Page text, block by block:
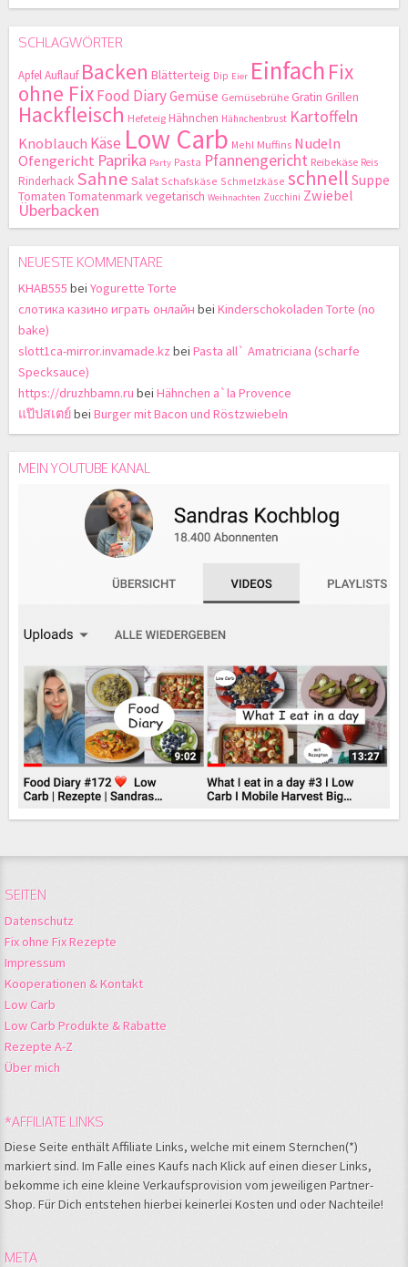
SCHLAGWÖRTER
ApfelAuflauf Backen Blätterteig Dip Eier Einfach Fix
ohne FixFood DiaryGemüse Gemüsebrühe Gratin Grillen
Hackfleisch Hefeteig Hähnchen Hähnchenbrust Kartoffeln
Knoblauch Käse Low Carb Mehl Muffins Nudeln
Ofengericht Paprika Party Pasta Pfannengericht Reibekäse Reis
Rinderhack Sahne Salat Schafskäse Schmelzkäse schnell Suppe
Tomaten Tomatenmarkvegetarisch Weihnachten Zucchini Zwiebel
Überbacken
NEUESTE KOMMENTARE
KHAB555 bei Yogurette Torte
слотика казино играть онлайн bei Kinderschokoladen Torte (no
bake)
slott1ca-mirror.invamade.kz bei Pasta all` Amatriciana (scharfe
Specksauce)
https://druzhbamn.ru bei Hähnchen a`la Provence
แป๊ปสเตย์bei Burger mit Bacon und Röstzwiebeln
MEIN YOUTUBE KANAL
SEITEN
Datenschutz
Fix ohne Fix Rezepte
Impressum
Kooperationen & Kontakt
Low Carb
Low Carb Produkte & Rabatte
Rezepte A-Z
Über mich
*AFFILIATE LINKS
Diese Seite enthält Affiliate Links, welche mit einem Sternchen(*)
markiert sind. Im Falle eines Kaufs nach Klick auf einen dieser Links,
bekomme ich eine kleine Verkaufsprovision vom jeweiligen Partner-
Shop. Für Dich entstehen hierbei keinerlei Kosten und oder Nachteile!
META